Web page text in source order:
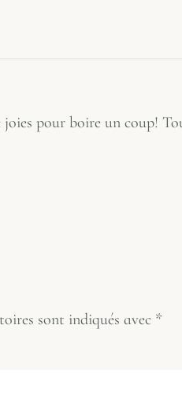
pour boire un coup!
sont indiqués avec *